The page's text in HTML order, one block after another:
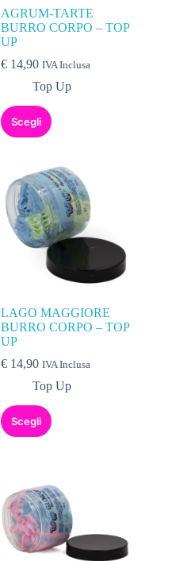
AGRUM-TARTE
BURRO CORPO – TOP
UP
€ 14,90 IVA Inclusa
Top Up
Scegli
LAGO MAGGIORE
BURRO CORPO – TOP
UP
€ 14,90 IVA Inclusa
Top Up
Scegli